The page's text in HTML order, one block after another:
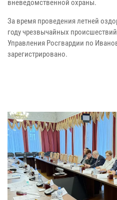
вневедомственной охраны.
За время проведения летней
году чрезвычайных
Управления Росгвардии по
зарегистрировано.